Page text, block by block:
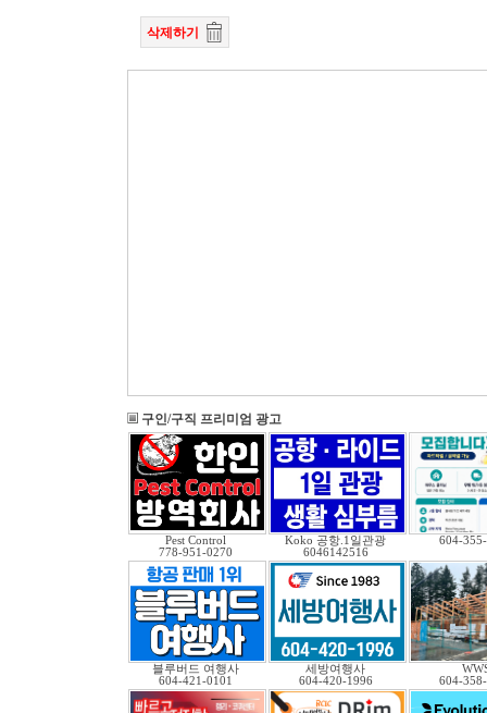
삭제하기
구인/구직 프리미엄 광고
Pest Control
778-951-0270
Koko 공항.1일관광
6046142516
604-
블루버드 여행사
604-421-0101
세방여행사
604-420-1996
604-